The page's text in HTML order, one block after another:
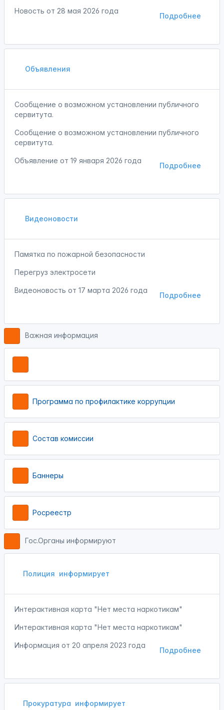
Подробнее
Новость от 28 мая 2026 года
Объявления
Сообщение о возможном установлении публичного
сервитута.
Сообщение о возможном установлении публичного
сервитута.
Подробнее
Объявление от 19 января 2026 года
Видеоновости
Памятка по пожарной безопасности
Перегруз электросети
Подробнее
Видеоновость от 17 марта 2026 года
Важная информация
Программа по профилактике коррупции
Состав комиссии
Баннеры
Росреестр
Гос.Органы информируют
Полиция информирует
Интерактивная карта "Нет места наркотикам"
Интерактивная карта "Нет места наркотикам"
Подробнее
Информация от 20 апреля 2023 года
Прокуратура информирует